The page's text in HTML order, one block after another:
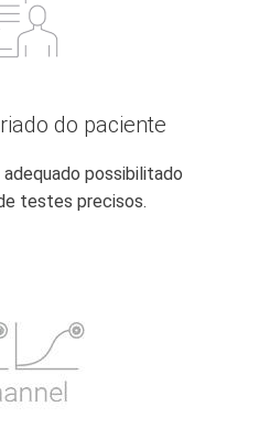
do paciente
possibilitado
testes precisos.